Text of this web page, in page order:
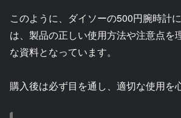
このように、ダイソーの500円腕時計
は、製品の正しい使用方法や注意点を
な資料となっています。
購入後は必ず目を通し、適切な使用を